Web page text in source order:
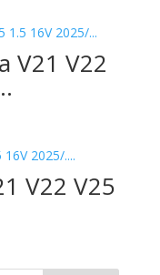
V21 V22
V22 V25